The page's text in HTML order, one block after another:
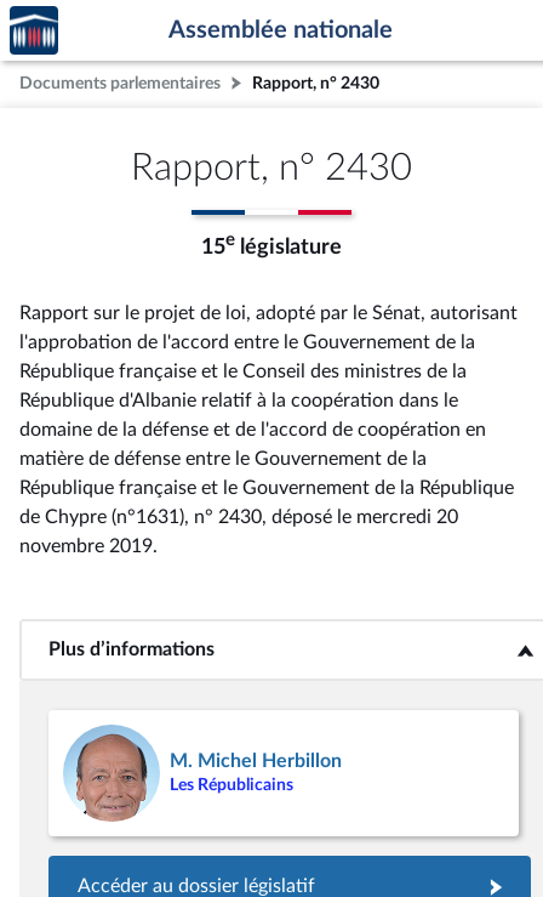
Aller au contenu
Aller en bas de la page
Accèder
à la
page
d'accueil
Assemblée nationale
Documents parlementaires Rapport, n° 2430
Rapport, n° 2430
15e législature
Rapport sur le projet de loi, adopté par le Sénat, autorisant
l'approbation de l'accord entre le Gouvernement de la
République française et le Conseil des ministres de la
République d'Albanie relatif à la coopération dans le
domaine de la défense et de l'accord de coopération en
matière de défense entre le Gouvernement de la
République française et le Gouvernement de la République
de Chypre (n°1631), n° 2430, déposé le mercredi 20
novembre 2019.
Plus d’informations<b>Plus d’informations</b>
M. Michel Herbillon
Les Républicains
Accéder au dossier législatif